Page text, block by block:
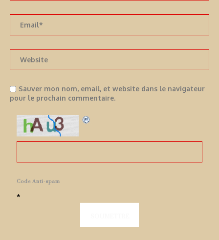
Sauver mon nom, email, et website dans le navigateur
pour le prochain commentaire.
Code Anti-spam
*